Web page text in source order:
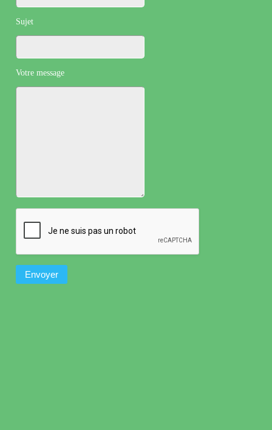
Sujet
Votre message